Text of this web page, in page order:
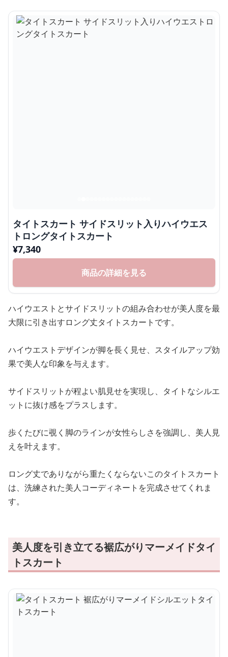
タイトスカート サイドスリット入りハイウエス
トロングタイトスカート
¥7,340
商品の詳細を見る
ハイウエストとサイドスリットの組み合わせが美人度を最
大限に引き出すロング丈タイトスカートです。
ハイウエストデザインが脚を長く見せ、スタイルアップ効
果で美人な印象を与えます。
サイドスリットが程よい肌見せを実現し、タイトなシルエ
ットに抜け感をプラスします。
歩くたびに覗く脚のラインが女性らしさを強調し、美人見
えを叶えます。
ロング丈でありながら重たくならないこのタイトスカート
は、洗練された美人コーディネートを完成させてくれま
す。
美人度を引き立てる裾広がりマーメイドタイ
トスカート